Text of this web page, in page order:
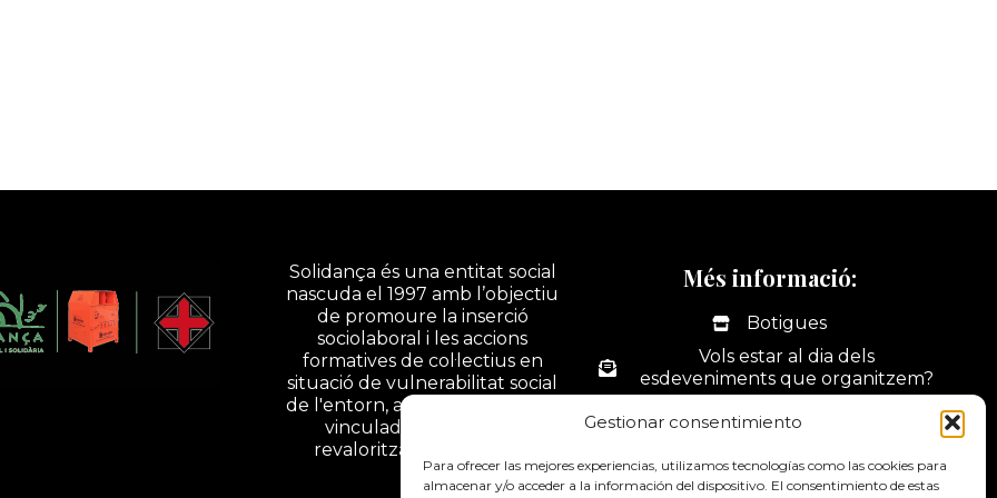
Gestionar consentimiento
Para ofrecer las mejores experiencias, utilizamos tecnologías como las cookies para
almacenar y/o acceder a la información del dispositivo. El consentimiento de estas
Solidança és una entitat social
nascuda el 1997 amb l’objectiu
de promoure la inserció
sociolaboral i les accions
formatives de col·lectius en
situació de vulnerabilitat social
de l'entorn, a través d'activitats
vinculades a la gestió i
revalorització de residus.
Més informació:
Botigues
Vols estar al dia dels
esdeveniments que organitzem?
La nostra botiga online
Contacte